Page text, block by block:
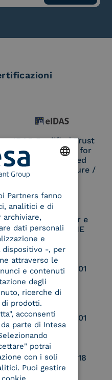
eIDAS Qualified Trust
Service Provider for
Remote Qualified
Electronic Signature /
Seal Creation
Service Provider e
Aggregatore CIE
UNI EN ISO 37001
UNI EN ISO 27001
UNI EN ISO 27018
ITALIAN
Partners fanno
analitici e di
dati personali
e
dispositivo -, per
attraverso le
e contenuti
degli
ricerche di
prodotti.
acconsenti
parte di Intesa
potrai
con i soli
Puoi gestire